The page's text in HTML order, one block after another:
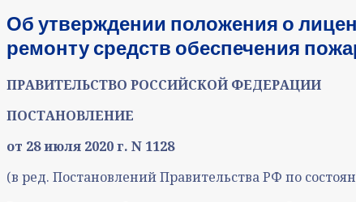
Об утверждении положения о
ремонту средств обеспечения
ПРАВИТЕЛЬСТВО РОССИЙСКОЙ ФЕДЕРАЦИИ
ПОСТАНОВЛЕНИЕ
от 28 июля 2020 г. N 1128
(в ред. Постановлений Правительства РФ по